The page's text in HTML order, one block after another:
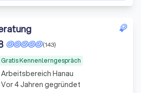
Gratis Kennenlerngespräch
(143)
Arbeitsbereich Hanau
Vor 4 Jahren gegründet